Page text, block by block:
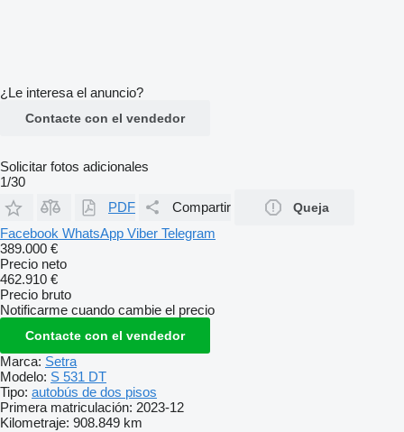
¿Le interesa el anuncio?
Contacte con el vendedor
Solicitar fotos adicionales
1/30
PDF
Compartir Queja
Facebook WhatsApp Viber Telegram
389.000 €
Precio neto
462.910 €
Precio bruto
Notificarme cuando cambie el precio
Contacte con el vendedor
Marca: Setra
Modelo: S 531 DT
Tipo: autobús de dos pisos
Primera matriculación: 2023-12
Kilometraje: 908.849 km